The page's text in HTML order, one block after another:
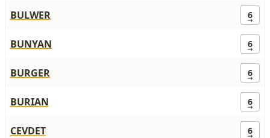
BULWER 6
BUNYAN 6
BURGER 6
BURIAN 6
CEVDET 6